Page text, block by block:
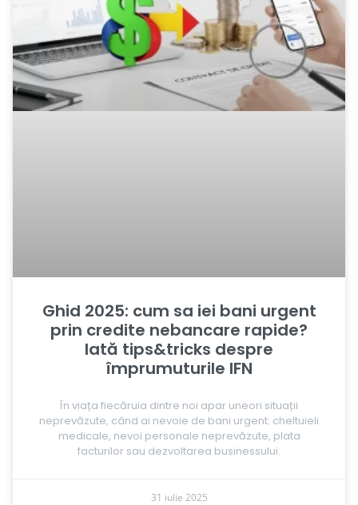
Ghid 2025: cum sa iei bani urgent
prin credite nebancare rapide?
Iată tips&tricks despre
împrumuturile IFN
În viața fiecăruia dintre noi apar uneori situații
neprevăzute, când ai nevoie de bani urgent: cheltuieli
medicale, nevoi personale neprevăzute, plata
facturilor sau dezvoltarea businessului.
31 iulie 2025